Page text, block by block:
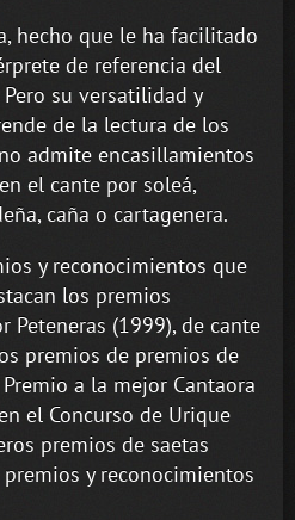
hecho que le ha facilitado
de referencia del
su versatilidad y
de la lectura de los
admite encasillamientos
el cante por soleá,
caña o cartagenera.
y reconocimientos que
los premios
Peteneras (1999), de cante
premios de premios de
a la mejor Cantaora
el Concurso de Urique
premios de saetas
y reconocimientos